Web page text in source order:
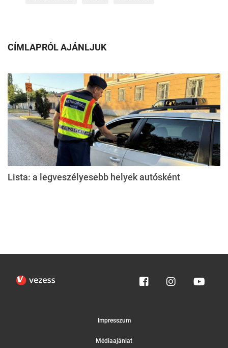
CÍMLAPRÓL AJÁNLJUK
Lista: a legveszélyesebb helyek autósként
Impresszum
Médiaajánlat